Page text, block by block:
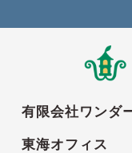
有限会社ワンダ
東海オフィス